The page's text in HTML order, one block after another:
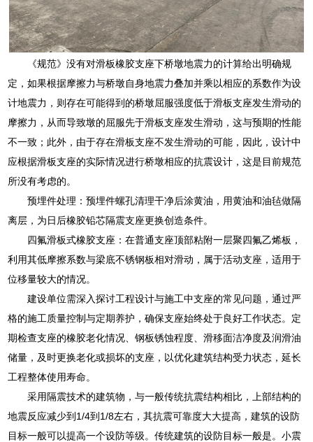
《规范》没有对滑板橡胶支座下桥墩地震力的计算给出明确规
定，如果根据摩擦力与桥墩自身地震力叠加并乘以相应的系数作为设
计地震力，则存在可能得到的桥墩屈服强度低于滑板支座发生滑动的
摩擦力，从而导致墩的屈服先于滑板支座发生滑动，这与预期的性能
不一致；此外，由于存在滑板支座不发生滑动的可能，因此，设计中
应根据滑板支座的实际情况进行桥墩相应的抗震设计，这是目前规范
所没有考虑的。
预埋件处理：预埋件螺孔清理干净后涂黄油，用黄油和油毡做隔
离层，为日后橡胶铅芯隔震支座更换创造条件。
四氟滑板式橡胶支座：在普通支座顶部粘附一层聚四氟乙烯板，
利用其低摩擦系数与梁底不锈钢板相对滑动，属于活动支座，适用于
位移量较大的情况。
建设单位需深入探讨工程设计与施工中支座的常见问题，通过严
格的施工质量控制与定期养护，确保支座始终处于良好工作状态。定
期检查支座的橡胶老化情况、钢板锈蚀程度、滑移面洁净度及润滑油
储量，及时更换老化或损坏的支座，以优化建筑结构受力状态，延长
工程整体使用寿命。
采用隔震技术的建筑物，与一般传统抗震结构相比，上部结构的
地震反应减少到1/4到1/8左右，其抗震可靠度大大提高，建筑的设防
目标一般可以提高一个设防等级。传统建筑的设防目标一般是。小震